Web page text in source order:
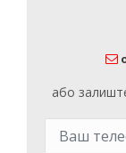
або